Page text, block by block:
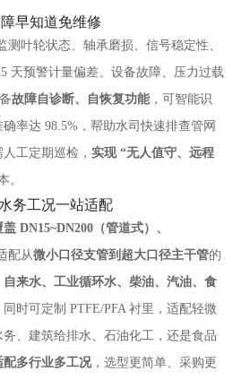
早知道免维修
测叶轮状态、轴承磨损、信号稳定性、
天预警计量偏差、设备故障、压力过载
故障自诊断、自恢复功能，可智能识
率达 98.5%，帮助水司快速排查管网
工定期巡检， 实现 “无人值守、远程
。
务工况一站适配
盖 DN15~DN200（管道式）、
配从微小口径支管到超大口径主干管的
自来水、工业循环水、柴油、汽油、食
时可定制 PTFE/PFA 衬里，适配轻微
、建筑给排水、石油化工，还是食品
配多行业多工况，选型更简单、采购更